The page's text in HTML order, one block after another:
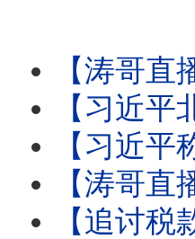
【涛哥直播间】
【习近平北戴河计谋：
【习近平称帝 于双蚀
【涛哥直播间】北戴河会
【追讨税款刀查25年